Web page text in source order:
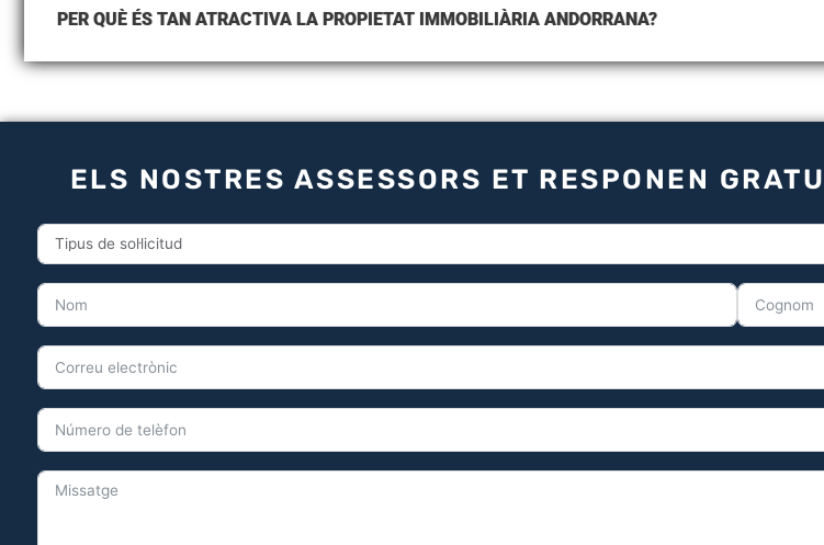
PER QUÈ ÉS TAN ATRACTIVA LA PROPIETAT IMMOBILIÀRIA ANDORRANA?
ELS NOSTRES ASSESSORS ET RESPONEN